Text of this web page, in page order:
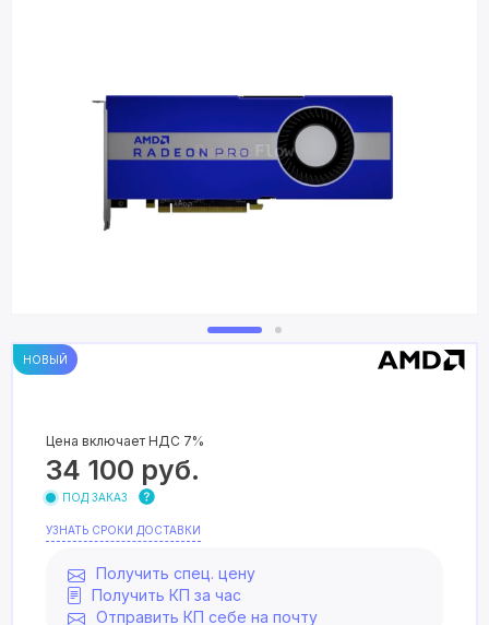
НОВЫЙ
Цена включает НДС 7%
34 100 руб.
ПОД ЗАКАЗ
УЗНАТЬ СРОКИ ДОСТАВКИ
Получить спец. цену
Получить КП за час
Отправить КП себе на почту